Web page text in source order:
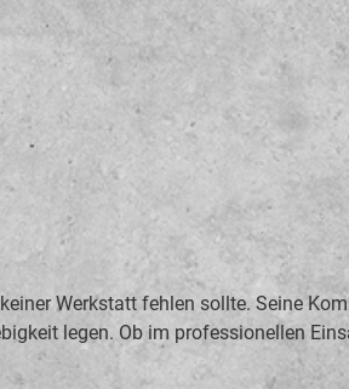
Werkstatt fehlen sollte. Seine
legen. Ob im professionellen